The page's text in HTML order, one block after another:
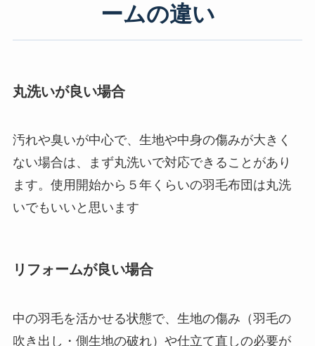
ームの違い
丸洗いが良い場合
汚れや臭いが中心で、生地や中身の傷みが大きく
ない場合は、まず丸洗いで対応できることがあり
ます。使用開始から５年くらいの羽毛布団は丸洗
いでもいいと思います
リフォームが良い場合
中の羽毛を活かせる状態で、生地の傷み（羽毛の
吹き出し・側生地の破れ）や仕立て直しの必要が